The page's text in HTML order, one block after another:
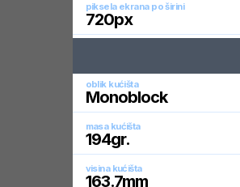
piksela ekrana po širini
720px
oblik kućišta
Monoblock
masa kućišta
194gr.
visina kućišta
163.7mm